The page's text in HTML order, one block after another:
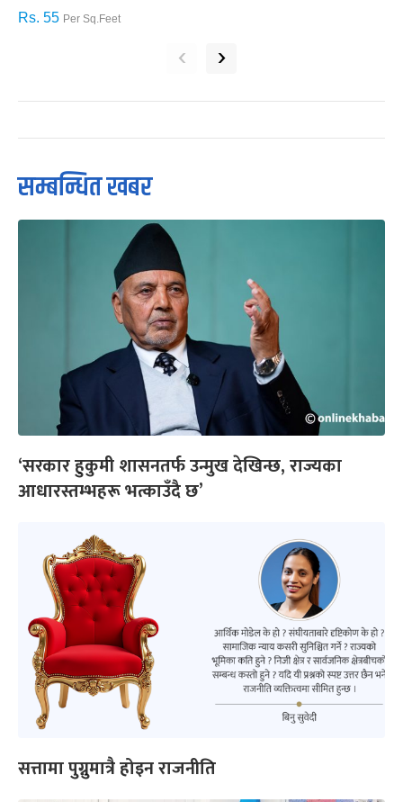
Rs. 55 Per Sq.Feet
‹ ›
सम्बन्धित खबर
‘सरकार हुकुमी शासनतर्फ उन्मुख देखिन्छ, राज्यका
आधारस्तम्भहरू भत्काउँदै छ’
सत्तामा पुग्नुमात्रै होइन राजनीति